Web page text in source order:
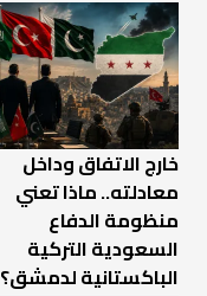
خارج الاتفاق وداخل
معادلته.. ماذا تعني
منظومة الدفاع
السعودية التركية
الباكستانية لدمشق؟